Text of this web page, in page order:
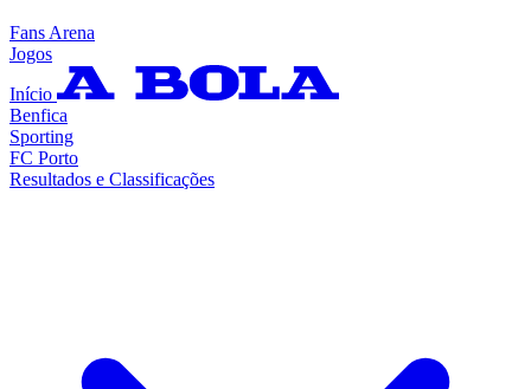
Fans Arena
Jogos
Início
Benfica
Sporting
FC Porto
Resultados e Classificações